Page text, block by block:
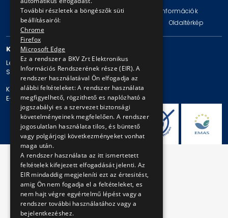
Impresszum Jogi nyilatkozat
Technikai információk
Adatvédelmi politika és tájékoztatások
Oldaltérkép
KAPCSOLAT
Levelezési cím: 1980 Budapest, Pf. 11.
Székhely: 1980 Budapest, Akácfa u. 15.
Központi telefonszám: + 36 1 461-65-00
E-mail cím: bkv@bkv.hu
További részletek a böngészők süti
beállításairól:
Chrome
Firefox
Microsoft Edge
Ez a rendszer a BKV Zrt Elektronikus
Információs Rendszerének része (EIR). A
rendszer használatával Ön elfogadja az
alábbi feltételeket: A rendszer használata
megfigyelhető, rögzithető es naplózható a
jogszabályi es a szervezet biztonsági
követelményeinek megfelelően. A rendszer
jogosulatlan használata tilos, és büntető
vagy polgárjogi következményeket vonhat
maga után.
A rendszer használata az itt ismertetett
feltételek kifejezett elfogadását jelenti. Az
EIR mindaddig megjeleníti ezt az értesitést,
amig Ön nem fogadja el a feltételeket, es
nem hajt végre egyértelmű lépést vagy a
rendszer további használatához vagy a
bejelentkezéshez.